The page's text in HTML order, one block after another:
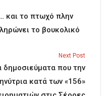
και το πτωχό πλην
το βουκολικό
Next Post
δημοσιεύματα που την
κατά των «156»